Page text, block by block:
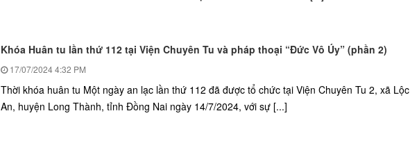
Khóa Huân tu lần thứ 112 tại Viện Chuyên Tu và pháp thoại “Đức Vô Úy” (phần 2)
17/07/20244:32 PM
Thời khóa huân tu Một ngày an lạc lần thứ 112 đã được tổ chức tại Viện Chuyên Tu 2, xã Lộc
An, huyện Long Thành, tỉnh Đồng Nai ngày 14/7/2024, với sự [...]